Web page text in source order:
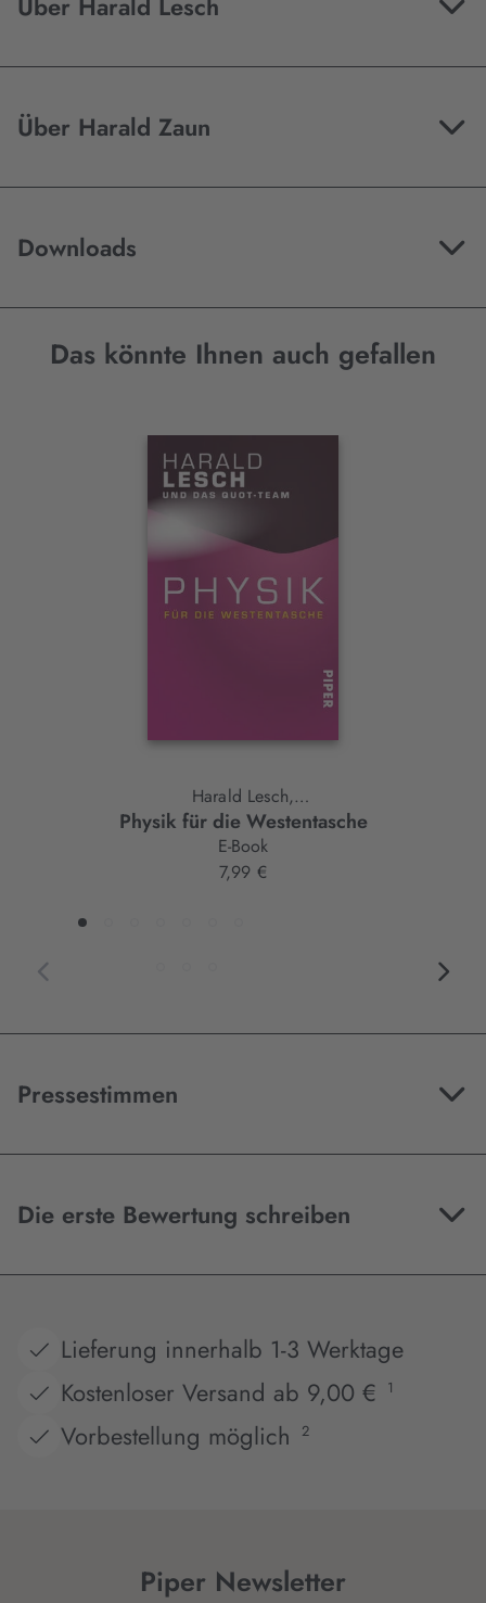
Über Harald Zaun
Downloads
Das könnte Ihnen auch gefallen
Interaktives
Harald Lesch,
Quot-Team
Physik für die Westentasche
E-Book
7,99 €
Pressestimmen
Die erste Bewertung schreiben
Lieferung innerhalb 1-3 Werktage
Kostenloser Versand ab 9,00 €
1
Vorbestellung möglich 2
Piper Newsletter